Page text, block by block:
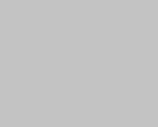
Ideaal voor
fruitplant fleur elk
heeft
citrusfruit.